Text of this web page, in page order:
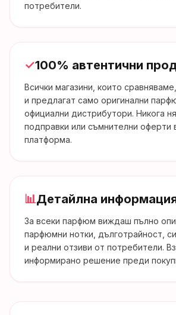
потребители.
✓100% автентични
Всички магазини, които
и предлагат само оригинални
официални дистрибутори. Никога
подправки или съмнителни оферти
платформа.
📊Детайлна
За всеки парфюм виждаш пълно
парфюмни нотки, дълготрайност,
и реални отзиви от потребители.
информирано решение преди